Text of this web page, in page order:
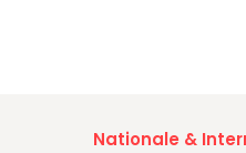
Nationale &